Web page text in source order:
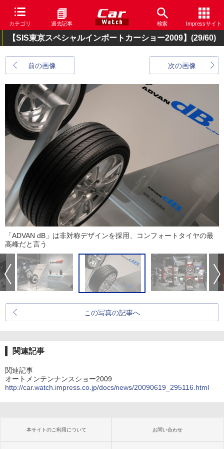
カテゴリ 過去記事 検索 Impressサイト
【SIS東京スペシャルインポートカーショー2009】 (29/60)
前の画像 次の画像
「ADVAN dB」は非対称デザインを採用、コンフォートタイヤの最
高峰だと言う
この写真の記事へ
関連記事
関連記事
オートメンテンナンスショー2009
http://car.watch.impress.co.jp/docs/news/20090619_295116.html
本サイトのご利用について お問い合わせ